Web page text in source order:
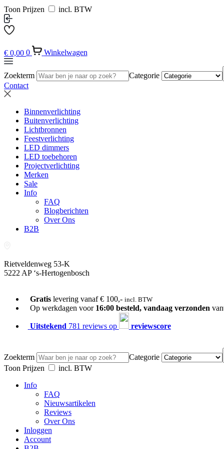
Toon Prijzen incl. BTW
€ 0,00 0 Winkelwagen
Zoekterm
Categorie
Contact
Binnenverlichting
Buitenverlichting
Lichtbronnen
Feestverlichting
LED dimmers
LED toebehoren
Projectverlichting
Merken
Sale
Info
FAQ
Blogberichten
Over Ons
B2B
Rietveldenweg 53-K
5222 AP ‘s-Hertogenbosch
Gratislevering vanaf € 100,- incl. BTW
Op werkdagen voor 16:00 besteld, vandaag verzonden
Uitstekend 781 reviews op reviewscore
Zoekterm
Categorie
Toon Prijzen
incl. BTW
Info
FAQ
Nieuwsartikelen
Reviews
Over Ons
Inloggen
Account